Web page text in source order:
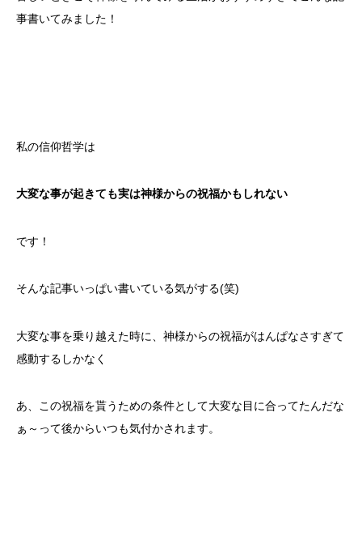
事書いてみました！
私の信仰哲学は
大変な事が起きても実は神様からの祝福かもしれない
です！
そんな記事いっぱい書いている気がする(笑)
大変な事を乗り越えた時に、神様からの祝福がはんぱなさすぎて
感動するしかなく
あ、この祝福を貰うための条件として大変な目に合ってたんだな
ぁ～って後からいつも気付かされます。